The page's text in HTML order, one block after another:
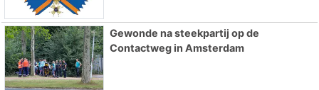
Gewonde na steekpartij op de
Contactweg in Amsterdam